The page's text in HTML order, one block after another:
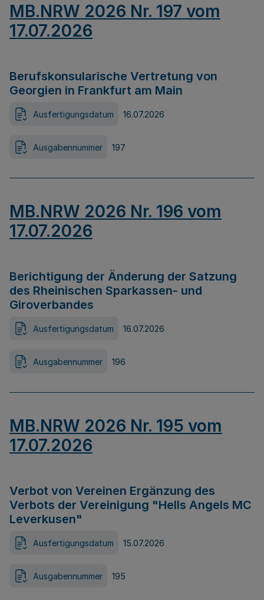
MB.NRW 2026 Nr. 197 vom
17.07.2026
Berufskonsularische Vertretung von
Georgien in Frankfurt am Main
Ausfertigungsdatum 16.07.2026
Ausgabennummer 197
MB.NRW 2026 Nr. 196 vom
17.07.2026
Berichtigung der Änderung der Satzung
des Rheinischen Sparkassen- und
Giroverbandes
Ausfertigungsdatum 16.07.2026
Ausgabennummer 196
MB.NRW 2026 Nr. 195 vom
17.07.2026
Verbot von Vereinen Ergänzung des
Verbots der Vereinigung "Hells Angels MC
Leverkusen"
Ausfertigungsdatum 15.07.2026
Ausgabennummer 195